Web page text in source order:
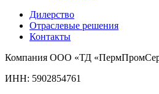
Дилерство
Отраслевые решения
Контакты
Компания ООО «ТД
ИНН: 5902854761